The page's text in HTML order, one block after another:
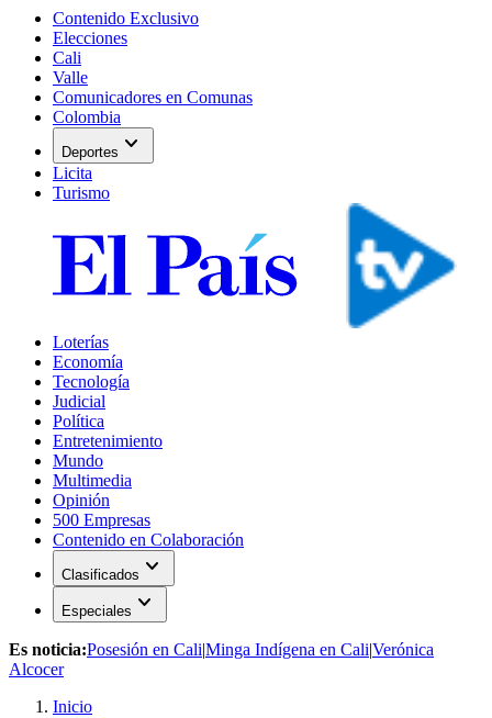
Contenido Exclusivo
Elecciones
Cali
Valle
Comunicadores en Comunas
Colombia
Deportes expand_more
Licita
Turismo
Loterías
Economía
Tecnología
Judicial
Política
Entretenimiento
Mundo
Multimedia
Opinión
500 Empresas
Contenido en Colaboración
Clasificados expand_more
Especiales expand_more
Es noticia:Posesión en Cali|Minga Indígena en Cali|Verónica
Alcocer
Inicio